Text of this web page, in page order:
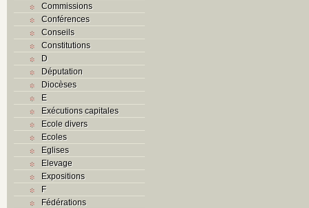
Commissions
Conférences
Conseils
Constitutions
D
Députation
Diocèses
E
Exécutions capitales
Ecole divers
Ecoles
Eglises
Elevage
Expositions
F
Fédérations